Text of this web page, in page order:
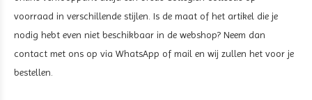
voorraad in verschillende stijlen. Is de maat of het artikel die je
nodig hebt even niet beschikbaar in de webshop? Neem dan
contact met ons op via WhatsApp of mail en wij zullen het voor je
bestellen.